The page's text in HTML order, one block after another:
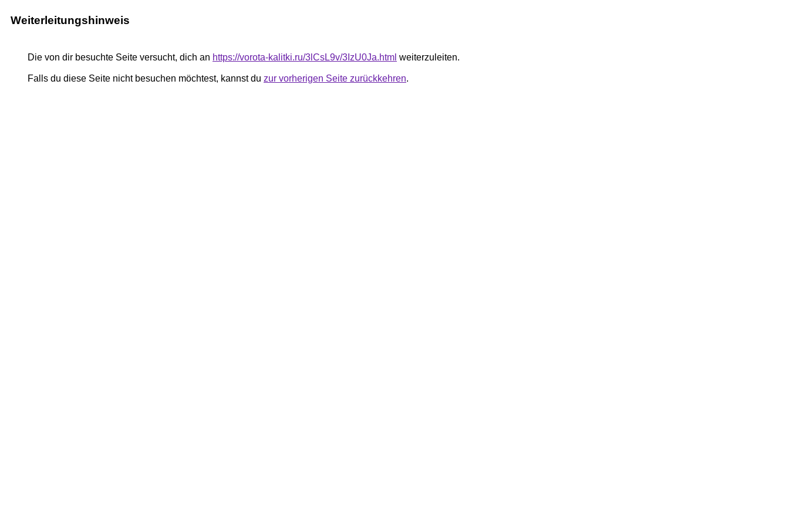
Weiterleitungshinweis
Die von dir besuchte Seite versucht, dich an https://vorota-kalitki.ru/3lCsL9v/3IzU0Ja.html weiterzuleiten.
Falls du diese Seite nicht besuchen möchtest, kannst du zur vorherigen Seite zurückkehren.